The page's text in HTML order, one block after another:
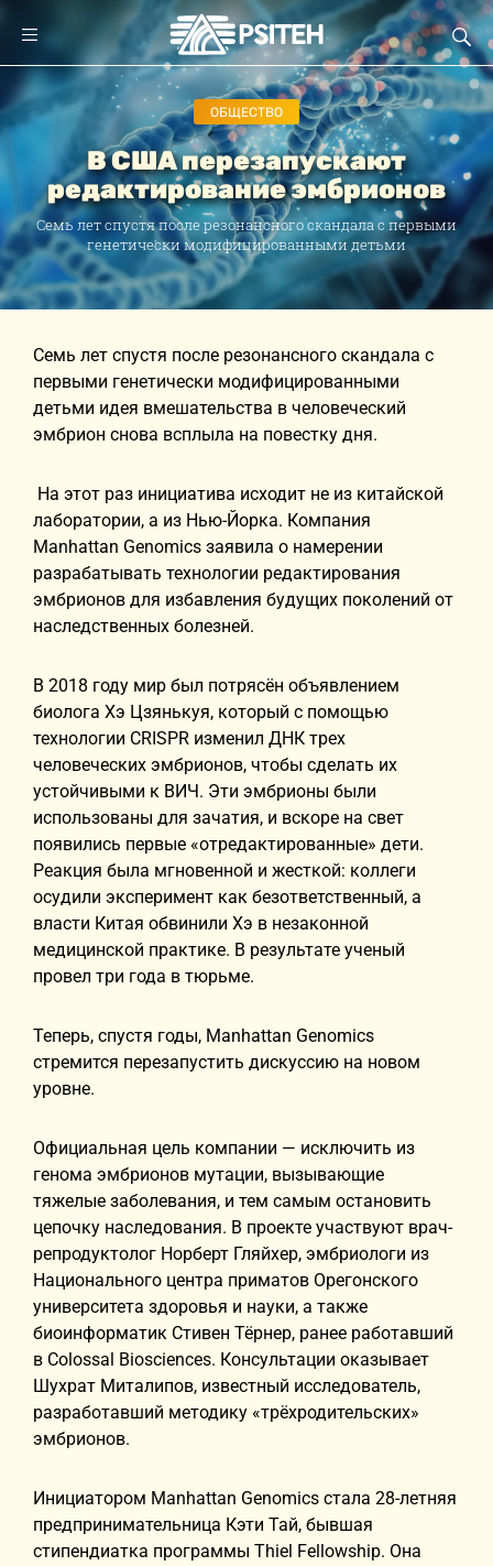
ОБЩЕСТВО
В США перезапускают
редактирование эмбрионов
Семь лет спустя после резонансного скандала с первыми
генетически модифицированными детьми
Семь лет спустя после резонансного скандала с
первыми генетически модифицированными
детьми идея вмешательства в человеческий
эмбрион снова всплыла на повестку дня.
На этот раз инициатива исходит не из китайской
лаборатории, а из Нью-Йорка. Компания
Manhattan Genomics заявила о намерении
разрабатывать технологии редактирования
эмбрионов для избавления будущих поколений от
наследственных болезней.
В 2018 году мир был потрясён объявлением
биолога Хэ Цзянькуя, который с помощью
технологии CRISPR изменил ДНК трех
человеческих эмбрионов, чтобы сделать их
устойчивыми к ВИЧ. Эти эмбрионы были
использованы для зачатия, и вскоре на свет
появились первые «отредактированные» дети.
Реакция была мгновенной и жесткой: коллеги
осудили эксперимент как безответственный, а
власти Китая обвинили Хэ в незаконной
медицинской практике. В результате ученый
провел три года в тюрьме.
Теперь, спустя годы, Manhattan Genomics
стремится перезапустить дискуссию на новом
уровне.
Официальная цель компании — исключить из
генома эмбрионов мутации, вызывающие
тяжелые заболевания, и тем самым остановить
цепочку наследования. В проекте участвуют врач-
репродуктолог Норберт Гляйхер, эмбриологи из
Национального центра приматов Орегонского
университета здоровья и науки, а также
биоинформатик Стивен Тёрнер, ранее работавший
в Colossal Biosciences. Консультации оказывает
Шухрат Миталипов, известный исследователь,
разработавший методику «трёхродительских»
эмбрионов.
Инициатором Manhattan Genomics стала 28-летняя
предпринимательница Кэти Тай, бывшая
стипендиатка программы Thiel Fellowship. Она